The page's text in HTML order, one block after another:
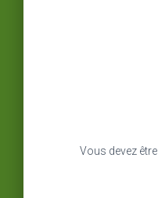
Vous devez être